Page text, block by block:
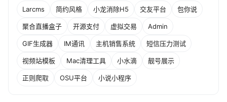
Larcms 简约风格 小龙消除H5 交友平台 包你说
聚合直播盒子 开源支付 虚拟交易 Admin
GIF生成器 IM通讯 主机销售系统 短信压力测试
视频站模板 Mac清理工具 小水滴 靓号展示
正则爬取 OSU平台 小说小程序